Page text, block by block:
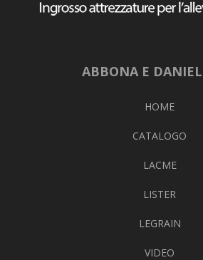
ABBONA E
HOME
CATALOGO
LACME
LISTER
LEGRAIN
VIDEO